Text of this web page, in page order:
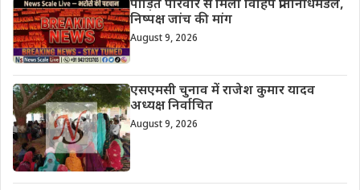
पीड़ित परिवार से मिला विहिप प्रतिनिधिमंडल,
निष्पक्ष जांच की मांग
August 9, 2026
एसएमसी चुनाव में राजेश कुमार यादव
अध्यक्ष निर्वाचित
August 9, 2026